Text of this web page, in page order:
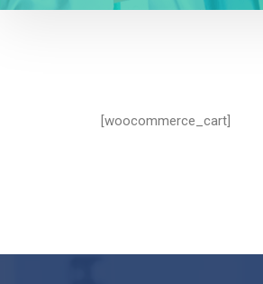
[woocommerce_cart]